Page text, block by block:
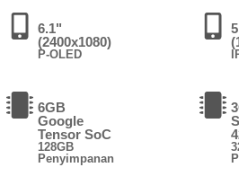
6.1"
(2400x1080)
P-OLED
6GB
Google
Tensor SoC
128GB
Penyimpanan